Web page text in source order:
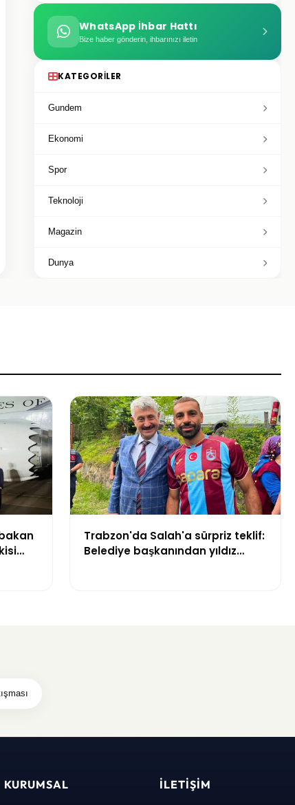
WhatsApp İhbar Hattı
Bize haber gönderin, ihbarınızı iletin
KATEGORILER
Gundem
Ekonomi
Spor
Teknoloji
Magazin
Dunya
Trabzon'da Salah'a sürpriz teklif:
Belediye başkanından yıldız
KURUMSAL İLETIŞIM